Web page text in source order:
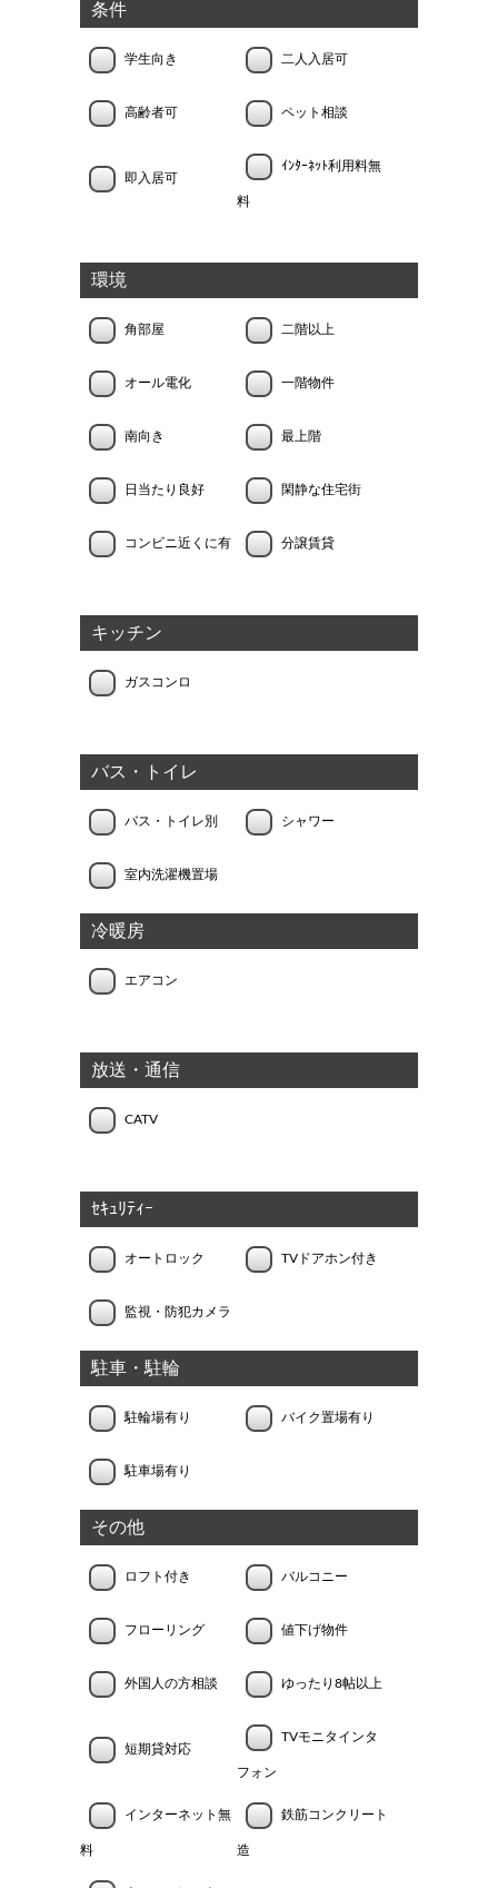
条件
学生向き 二人入居可
高齢者可 ペット相談
即入居可
ｲﾝﾀｰﾈｯﾄ利用料無
料
環境
角部屋 二階以上
オール電化 一階物件
南向き 最上階
日当たり良好 閑静な住宅街
コンビニ近くに有 分譲賃貸
キッチン
ガスコンロ
バス・トイレ
バス・トイレ別 シャワー
室内洗濯機置場
冷暖房
エアコン
放送・通信
CATV
ｾｷｭﾘﾃｨｰ
オートロック TVドアホン付き
監視・防犯カメラ
駐車・駐輪
駐輪場有り バイク置場有り
駐車場有り
その他
ロフト付き バルコニー
フローリング 値下げ物件
外国人の方相談 ゆったり8帖以上
短期貸対応
TVモニタインタ
フォン
インターネット無
料
鉄筋コンクリート
造